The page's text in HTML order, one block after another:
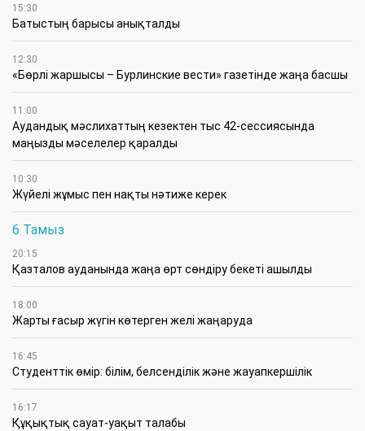
15:30
Батыстың барысы анықталды
12:30
«Бөрлі жаршысы – Бурлинские вести» газетінде жаңа басшы
11:00
Аудандық мәслихаттың кезектен тыс 42-сессиясында
маңызды мәселелер қаралды
10:30
Жүйелі жұмыс пен нақты нәтиже керек
6 Тамыз
20:15
Қазталов ауданында жаңа өрт сөндіру бекеті ашылды
18:00
Жарты ғасыр жүгін көтерген желі жаңаруда
16:45
Студенттік өмір: білім, белсенділік және жауапкершілік
16:17
Құқықтық сауат-уақыт талабы